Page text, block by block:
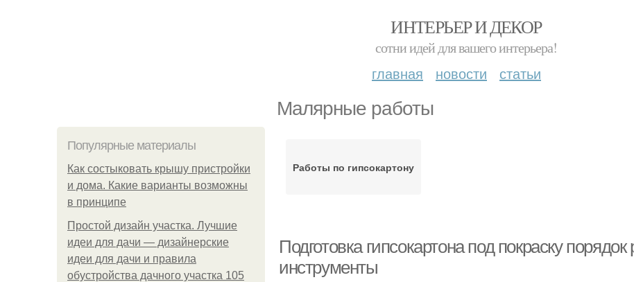
ИНТЕРЬЕР И ДЕКОР
сотни идей для вашего интерьера!
главная новости статьи
Малярные работы
Популярные материалы
Как состыковать крышу пристройки
и дома. Какие варианты возможны
в принципе
Простой дизайн участка. Лучшие
идеи для дачи — дизайнерские
идеи для дачи и правила
обустройства дачного участка 105
Работы по гипсокартону
Подготовка гипсокартона под покраску
инструменты